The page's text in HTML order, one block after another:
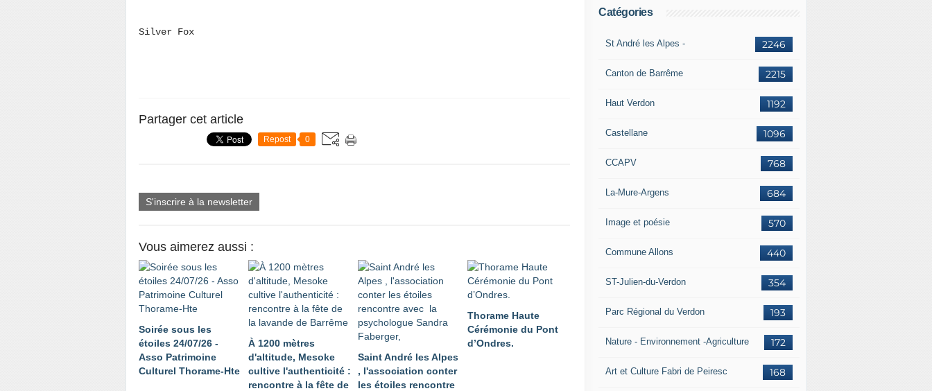
Silver Fox
Partager cet article
Repost 0
S'inscrire à la newsletter
Vous aimerez aussi :
Soirée sous les
étoiles 24/07/26 -
Asso Patrimoine
Culturel Thorame-Hte
À 1200 mètres
d'altitude, Mesoke
cultive l'authenticité :
rencontre à la fête de
Saint André les Alpes
, l'association conter
les étoiles rencontre
Thorame Haute
Cérémonie du Pont
d’Ondres.
Catégories
2246
St André les Alpes -
2215
Canton de Barrême
1192
Haut Verdon
1096
Castellane
768
CCAPV
684
La-Mure-Argens
570
Image et poésie
440
Commune Allons
354
ST-Julien-du-Verdon
193
Parc Régional du Verdon
172
Nature - Environnement -Agriculture
168
Art et Culture Fabri de Peiresc